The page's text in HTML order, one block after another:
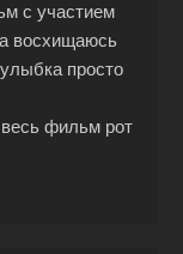
с участием
восхищаюсь
просто
фильм рот